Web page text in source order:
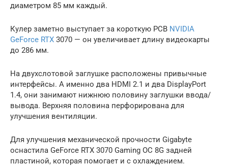
диаметром 85 мм каждый.
Кулер заметно выступает за короткую PCB NVIDIA
GeForce RTX 3070 — он увеличивает длину видеокарты
до 286 мм.
На двухслотовой заглушке расположены привычные
интерфейсы. А именно два HDMI 2.1 и два DisplayPort
1.4, они занимают нижнюю половину заглушки ввода/
вывода. Верхняя половина перфорирована для
улучшения вентиляции.
Для улучшения механической прочности Gigabyte
оснастила GeForce RTX 3070 Gaming OC 8G задней
пластиной, которая помогает и с охлаждением.